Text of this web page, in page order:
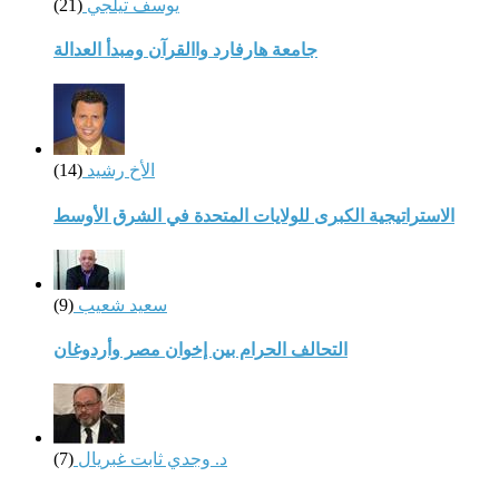
يوسف تيلجي (21)
جامعة هارفارد واالقرآن ومبدأ العدالة
الأخ رشيد (14)
الاستراتيجية الكبرى للولايات المتحدة في الشرق الأوسط
سعيد شعيب (9)
التحالف الحرام بين إخوان مصر وأردوغان
د. وجدي ثابت غبريال (7)